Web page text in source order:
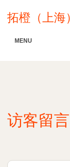
拓橙（上海
MENU
访客留言